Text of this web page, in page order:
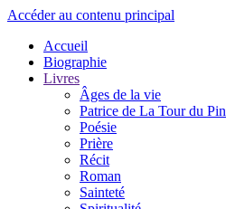
Accéder au contenu principal
Accueil
Biographie
Livres
Âges de la vie
Patrice de La Tour du Pin
Poésie
Prière
Récit
Roman
Sainteté